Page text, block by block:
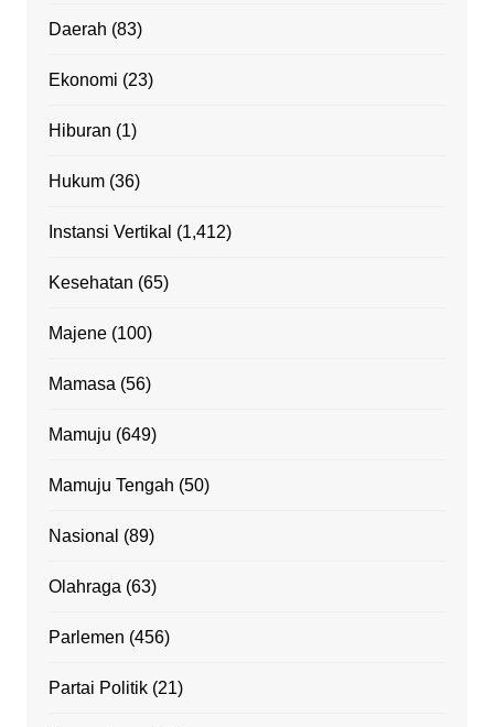
Daerah (83)
Ekonomi (23)
Hiburan (1)
Hukum(36)
Instansi Vertikal (1,412)
Kesehatan (65)
Majene(100)
Mamasa (56)
Mamuju (649)
Mamuju Tengah (50)
Nasional (89)
Olahraga (63)
Parlemen (456)
Partai Politik(21)